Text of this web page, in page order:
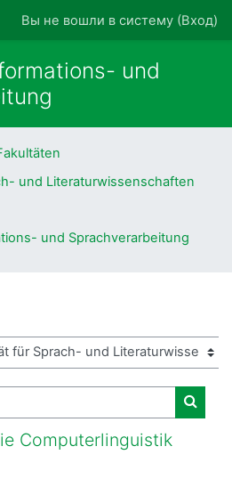
Вы не вошли в систему (Вход)
und
und Literaturwissenschaften
und Sprachverarbeitung
Поиск
Computerlinguistik